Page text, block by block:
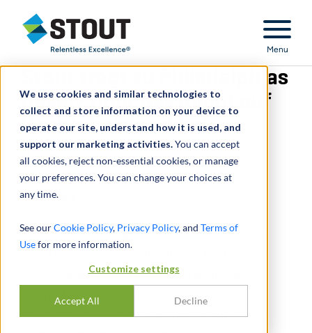
We use cookies and similar technologies to
collect and store information on your device to
operate our site, understand how it is used, and
support our marketing activities.You can accept
all cookies, reject non-essential cookies, or manage
your preferences. You can change your choices at
any time.
See ourCookie Policy, Privacy Policy, and Terms of
Usefor more information.
Customize settings
Accept All Decline
Stout Relentless Excellence
Menu
Stout trägt zu Philadelphias
Gesetz über das Recht auf
Rechtsbeistand bei
November 15, 2019
TEILEN
Der Stadtrat von Philadelphia hat diese Woche,
Gesetz über das Recht auf Rechtsbeistand
verabschiedet. Stout wurde 2018 von der
Philadelphia Bar Association beauftragt, für die